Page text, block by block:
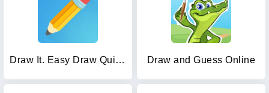
Draw It. Easy Draw Quick Game Draw and Guess Online